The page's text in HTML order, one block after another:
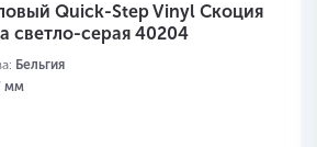
Quick-Step Vinyl Скоция
светло-серая 40204
Бельгия
мм